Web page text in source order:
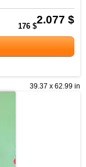
2.077 $
176 $
39.37 x 62.99 in